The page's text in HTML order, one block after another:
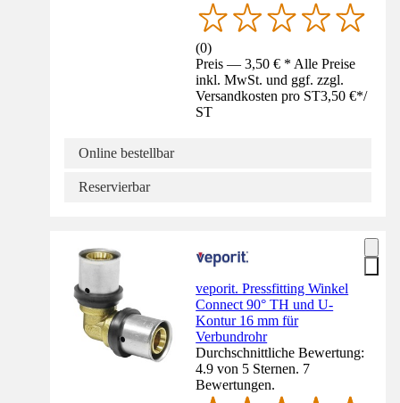
(0)
Preis — 3,50 € * Alle Preise
inkl. MwSt. und ggf. zzgl.
Versandkosten pro ST3,50 €*/
ST
Online bestellbar
Reservierbar
veporit. Pressfitting Winkel
Connect 90° TH und U-
Kontur 16 mm für
Verbundrohr
Durchschnittliche Bewertung:
4.9 von 5 Sternen. 7
Bewertungen.